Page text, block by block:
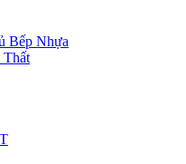
Bếp Nhựa
Thất